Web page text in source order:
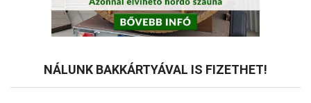
NÁLUNK BAKKÁRTYÁVAL IS FIZETHET!